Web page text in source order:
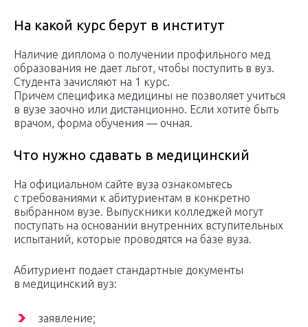
На какой курс берут в институт
Наличие диплома о получении профильного мед
образования не дает льгот, чтобы поступить в вуз.
Студента зачисляют на 1 курс.
Причем специфика медицины не позволяет учиться
в вузе заочно или дистанционно. Если хотите быть
врачом, форма обучения — очная.
Что нужно сдавать в медицинский
На официальном сайте вуза ознакомьтесь
с требованиями к абитуриентам в конкретно
выбранном вузе. Выпускники колледжей могут
поступать на основании внутренних вступительных
испытаний, которые проводятся на базе вуза.
Абитуриент подает стандартные документы
в медицинский вуз:
заявление;